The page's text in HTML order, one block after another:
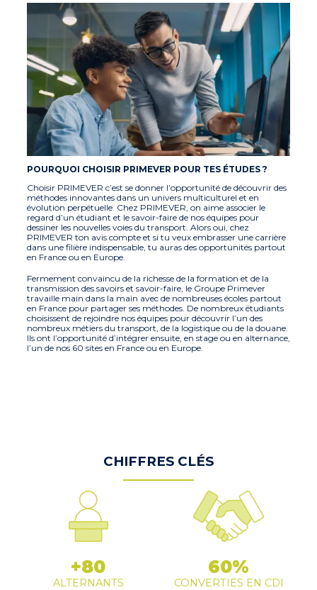
POURQUOI CHOISIR PRIMEVER POUR TES ÉTUDES ?
Choisir PRIMEVER c’est se donner l’opportunité de découvrir des
méthodes innovantes dans un univers multiculturel et en
évolution perpétuelle. Chez PRIMEVER, on aime associer le
regard d’un étudiant et le savoir-faire de nos équipes pour
dessiner les nouvelles voies du transport. Alors oui, chez
PRIMEVER ton avis compte et si tu veux embrasser une carrière
dans une filière indispensable, tu auras des opportunités partout
en France ou en Europe.
Fermement convaincu de la richesse de la formation et de la
transmission des savoirs et savoir-faire, le Groupe Primever
travaille main dans la main avec de nombreuses écoles partout
en France pour partager ses méthodes. De nombreux étudiants
choisissent de rejoindre nos équipes pour découvrir l’un des
nombreux métiers du transport, de la logistique ou de la douane.
Ils ont l’opportunité d’intégrer ensuite, en stage ou en alternance,
l’un de nos 60 sites en France ou en Europe.
CHIFFRES CLÉS
+80
ALTERNANTS
60%
CONVERTIES EN CDI